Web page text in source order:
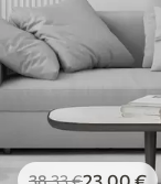
38.33€